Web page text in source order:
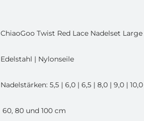
.
ChiaoGoo Twist Red Lace Nadelset Large
Edelstahl | Nylonseile
Nadelstärken: 5,5 | 6,0 | 6,5 | 8,0 | 9,0 | 10,0
60, 80 und 100 cm